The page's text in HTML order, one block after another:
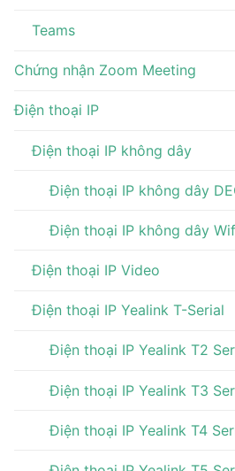
Teams
Chứng nhận Zoom Meeting
Điện thoại IP
Điện thoại IP không dây
Điện thoại IP không dây
Điện thoại IP không dây
Điện thoại IP Video
Điện thoại IP Yealink T-Serial
Điện thoại IP Yealink T2
Điện thoại IP Yealink T3
Điện thoại IP Yealink T4